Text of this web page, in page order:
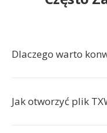
Dlaczego warto
Jak otworzyć plik